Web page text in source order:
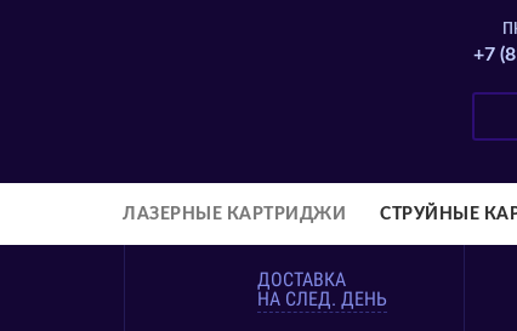
+7
ЛАЗЕРНЫЕ КАРТРИДЖИ СТРУЙНЫЕ
ДОСТАВКА
НА СЛЕД. ДЕНЬ